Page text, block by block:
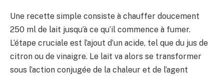
Une recette simple consiste à chauffer doucement
250 ml de lait jusqu’à ce qu’il commence à fumer.
L’étape cruciale est l’ajout d’un acide, tel que du jus de
citron ou de vinaigre. Le lait va alors se transformer
sous l’action conjugée de la chaleur et de l’agent